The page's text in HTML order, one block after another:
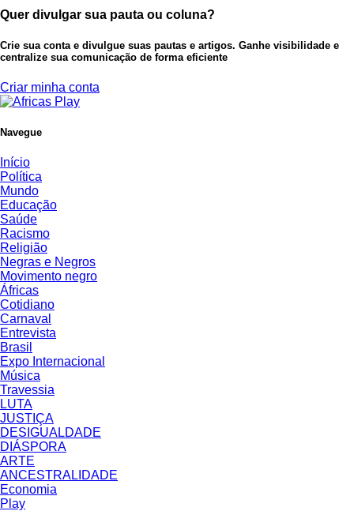
Quer divulgar sua pauta ou coluna?
Crie sua conta e divulgue suas pautas e artigos. Ganhe visibilidade e
centralize sua comunicação de forma eficiente
Criar minha conta
Navegue
Início
Política
Mundo
Educação
Saúde
Racismo
Religião
Negras e Negros
Movimento negro
Áfricas
Cotidiano
Carnaval
Entrevista
Brasil
Expo Internacional
Música
Travessia
LUTA
JUSTIÇA
DESIGUALDADE
DIÁSPORA
ARTE
ANCESTRALIDADE
Economia
Play